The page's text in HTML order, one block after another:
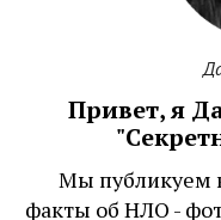
Привет, я
Мы публикуем
факты об НЛО -